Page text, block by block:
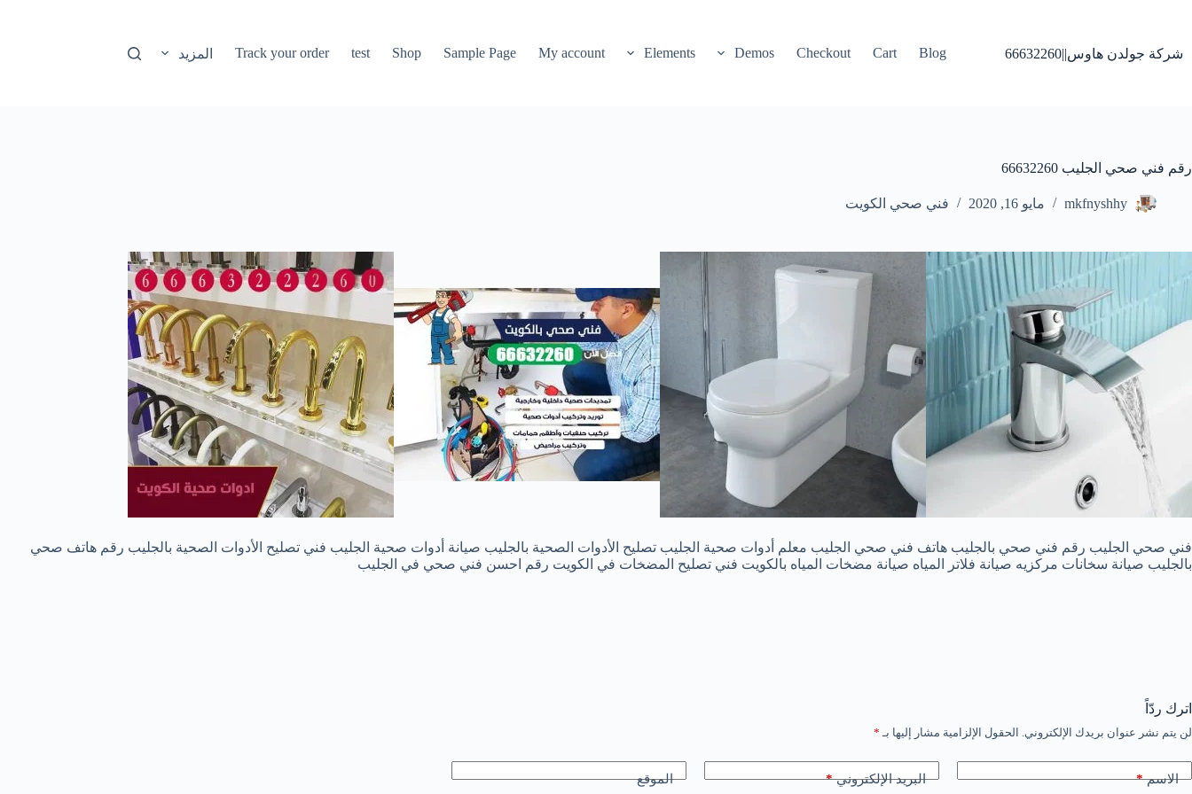
شركة جولدن هاوس||66632260 Blog
Cart
Checkout
Demos
Elements
My account
Sample Page
Shop
test
Track your order المزيد
رقم فني صحي الجليب 66632260
mkfnyshhy مايو 16, 2020 فني صحي الكويت
فني صحي الجليب رقم فني صحي بالجليب هاتف فني صحي الجليب معلم أدوات صحية الجليب تصليح الأدوات الصحية بالجليب صيانة أدوات صحية الجليب فني تصليح الأدوات الصحية بالجليب رقم هاتف صحي
بالجليب صيانة سخانات مركزيه صيانة فلاتر المياه صيانة مضخات المياه بالكويت فني تصليح المضخات في الكويت رقم احسن فني صحي في الجليب
اترك ردّاً
لن يتم نشر عنوان بريدك الإلكتروني. الحقول الإلزامية مشار إليها بـ *
الاسم* البريد الإلكتروني* الموقع